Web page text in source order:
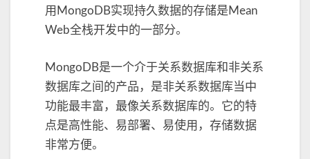
o
S
L
a
n
用MongoDB实现持久数据的存储是Mean
Web全栈开发中的一部分。
MongoDB是一个介于关系数据库和非关系
数据库之间的产品，是非关系数据库当中
功能最丰富，最像关系数据库的。它的特
点是高性能、易部署、易使用，存储数据
非常方便。